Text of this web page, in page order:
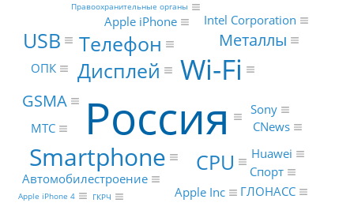
Россия
Wi-Fi
Smartphone
Дисплей
CPU
Телефон
USB Металлы
GSMA
Автомобилестроение
Apple Inc
ОПК
Intel Corporation
Apple iPhone
МТС
ГЛОНАСС
Спорт
Huawei
CNews
Sony
Apple iPhone 4
Правоохранительные органы
ГКРЧ